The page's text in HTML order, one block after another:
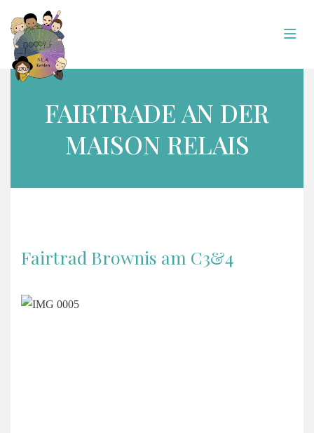
FAIRTRADE AN DER
MAISON RELAIS
Fairtrad Brownis am C3&4